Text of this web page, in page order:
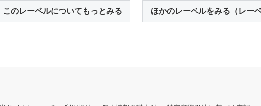
このレーベルについてもっとみる ほかのレーベルをみる（レー